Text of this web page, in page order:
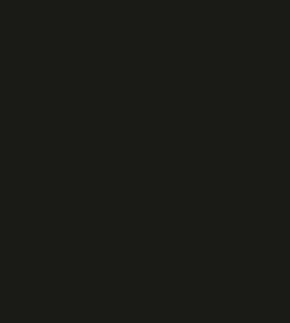
continuar vencendo e conquistando pontos
música, diferente da que havia solicitado ao